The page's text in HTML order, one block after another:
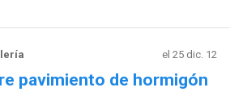
el 25 dic. 12
pavimiento de hormigón